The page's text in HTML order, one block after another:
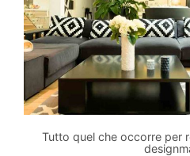
Tutto quel che occorre per